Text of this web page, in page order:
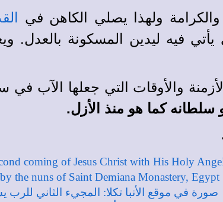
ولهذا يصلي الكاهن في
يأتي فيه ليدين المسكونة بالعدل.
والأوقات التي جعلها الآب في
كما هو منذ الأزل.